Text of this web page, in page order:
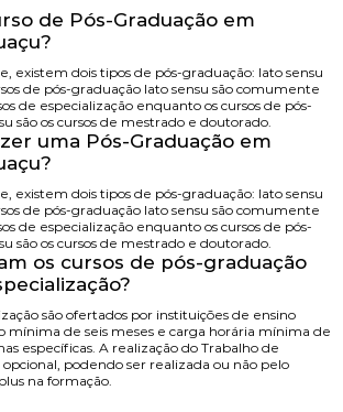
de Pós-Graduação em
existem dois tipos de pós-graduação: lato sensu
de pós-graduação lato sensu são comumente
de especialização enquanto os cursos de pós-
são os cursos de mestrado e doutorado.
uma Pós-Graduação em
existem dois tipos de pós-graduação: lato sensu
de pós-graduação lato sensu são comumente
de especialização enquanto os cursos de pós-
são os cursos de mestrado e doutorado.
os cursos de pós-graduação
são ofertados por instituições de ensino
mínima de seis meses e carga horária mínima de
específicas. A realização do Trabalho de
opcional, podendo ser realizada ou não pelo
na formação.